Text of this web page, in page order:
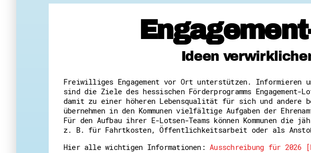
Ideen
Freiwilliges Engagement vor Ort unterstützen. Informieren
sind die Ziele des hessischen Förderprogramms Engagement-
damit zu einer höheren Lebensqualität für sich und andere
übernehmen in den Kommunen vielfältige Aufgaben der
Für den Aufbau ihrer E-Lotsen-Teams können Kommunen die
z. B. für Fahrtkosten, Öffentlichkeitsarbeit oder als
Hier alle wichtigen Informationen:Ausschreibung für 2026